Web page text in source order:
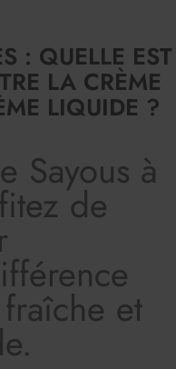
: QUELLE EST
LA CRÈME
LIQUIDE ?
Sayous à
de
et